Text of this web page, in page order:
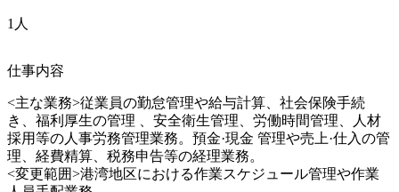
1人
仕事内容
<主な業務>従業員の勤怠管理や給与計算、社会保険手続
き、福利厚生の管理 、安全衛生管理、労働時間管理、人材
採用等の人事労務管理業務。預金·現金 管理や売上·仕入の管
理、経費精算、税務申告等の経理業務。
<変更範囲>港湾地区における作業スケジュール管理や作業